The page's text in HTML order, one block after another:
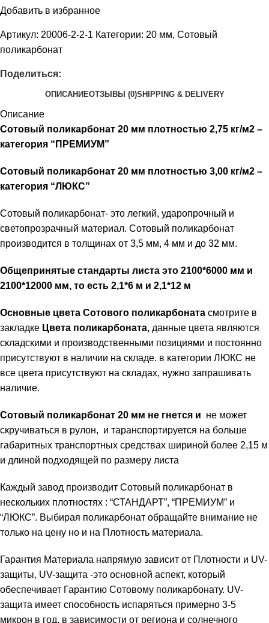
Добавить в избранное
Артикул: 20006-2-2-1 Категории: 20 мм, Сотовый
поликарбонат
Поделиться:
ОПИСАНИЕОТЗЫВЫ (0)SHIPPING & DELIVERY
Описание
Сотовый поликарбонат 20 мм плотностью 2,75 кг/м2 –
категория “ПРЕМИУМ”
Сотовый поликарбонат 20 мм плотностью 3,00 кг/м2 –
категория “ЛЮКС”
Сотовый поликарбонат- это легкий, ударопрочный и
светопрозрачный материал. Сотовый поликарбонат
производится в толщинах от 3,5 мм, 4 мм и до 32 мм.
Общепринятые стандарты листа это 2100*6000 мм и
2100*12000 мм, то есть 2,1*6 м и 2,1*12 м
Основные цвета Сотового поликарбоната смотрите в
закладке Цвета поликарбоната, данные цвета являются
складскими и производственными позициями и постоянно
присутствуют в наличии на складе. в категории ЛЮКС не
все цвета присутствуют на складах, нужно запрашивать
наличие.
Сотовый поликарбонат 20 мм не гнется и не может
скручиваться в рулон, и таранспортируется на больше
габаритных транспортных средствах шириной более 2,15 м
и длиной подходящей по размеру листа
Каждый завод производит Сотовый поликарбонат в
нескольких плотностях : “СТАНДАРТ”, “ПРЕМИУМ” и
“ЛЮКС”. Выбирая поликарбонат обращайте внимание не
только на цену но и на Плотность материала.
Гарантия Материала напрямую зависит от Плотности и UV-
защиты, UV-защита -это основной аспект, который
обеспечивает Гарантию Сотовому поликарбонату. UV-
защита имеет способность испаряться примерно 3-5
микрон в год, в зависимости от региона и солнечного